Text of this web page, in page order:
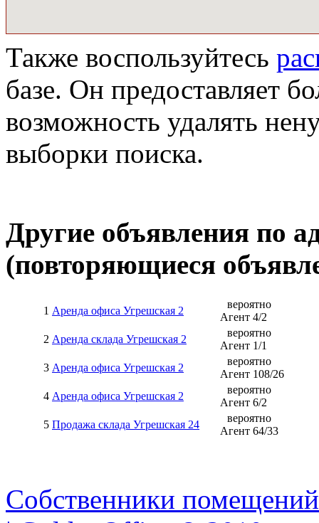
Также воспользуйтесь
базе. Он предоставляет
возможность удалять
выборки поиска.
Другие объявления по
(повторяющиеся
1 Аренда офиса Угрешская 2
вероятно
Агент 4/2
2 Аренда склада Угрешская 2
вероятно
Агент 1/1
3 Аренда офиса Угрешская 2
вероятно
Агент 108/26
4 Аренда офиса Угрешская 2
вероятно
Агент 6/2
5 Продажа склада Угрешская 24
вероятно
Агент 64/33
Собственники